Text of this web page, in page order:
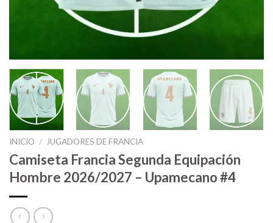
INICIO / JUGADORES DE FRANCIA
Camiseta Francia Segunda Equipación
Hombre 2026/2027 – Upamecano #4